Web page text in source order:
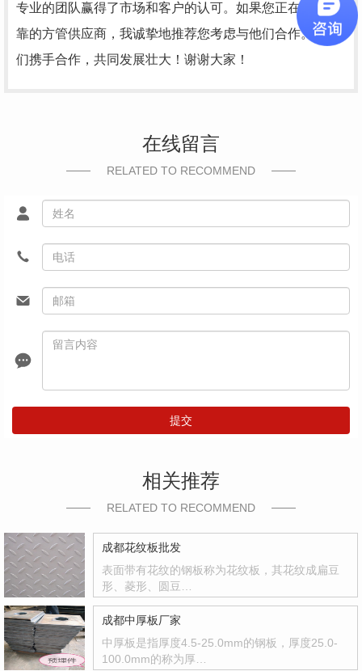
专业的团队赢得了市场和客户的认可。如果您正在寻找可
靠的方管供应商，我诚挚地推荐您考虑与他们合作。让我
们携手合作，共同发展壮大！谢谢大家！
在线留言
RELATED TO RECOMMEND
提交
相关推荐
RELATED TO RECOMMEND
成都花纹板批发
表面带有花纹的钢板称为花纹板，其花纹成扁豆
形、菱形、圆豆…
成都中厚板厂家
中厚板是指厚度4.5-25.0mm的钢板，厚度25.0-
100.0mm的称为厚…